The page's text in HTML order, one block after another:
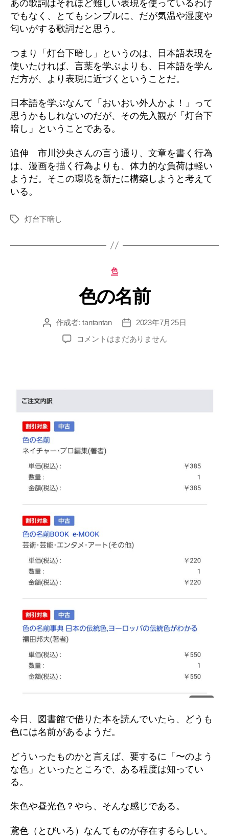
あの歌詞はそれほど難しい表現を使っているわけ
でもなく、とてもシンプルに、だが気温や湿度や
匂いがする歌詞だと思う。
つまり「灯台下暗し」というのは、日本語表現を
使いたければ、言葉を学ぶよりも、日本語を学ん
だ方が、より表現に近づくということだ。
日本語を学ぶなんて「おいおい外人かよ！」って
思うかもしれないのだが、その先入観が「灯台下
暗し」ということである。
追伸 市川沙央さんの言う通り、文章を書く行為
は、漫画を描く行為よりも、体力的な負荷は軽い
ようだ。そこの環境を新たに構築しようと考えて
いる。
タ
灯台下暗し
カ
ゴ
リ
色
色の名前
投 作成者:tantantan
投
稿
日
2023年7月25日
色
コメントはまだありません
今日、図書館で借りた本を読んでいたら、どうも
色には名前があるようだ。
どういったものかと言えば、要するに「〜のよう
な色」といったところで、ある程度は知ってい
る。
朱色や昼光色？やら、そんな感じである。
鳶色（とびいろ）なんてものが存在するらしい。